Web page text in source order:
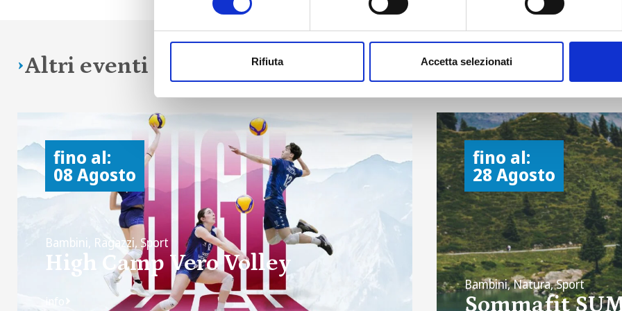
Rifiuta Accetta selezionati
Altri eventi in programma a Madesimo
fino al:
08 Agosto
Bambini, Ragazzi, Sport
High Camp Vero Volley
fino al:
28 Agosto
Bambini, Natura, Sport
Sommafit